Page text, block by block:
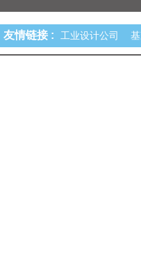
友情链接 : 工业设计公司